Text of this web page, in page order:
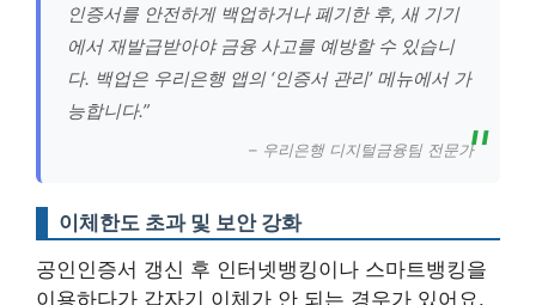
인증서를 안전하게 백업하거나 폐기한 후, 새 기기
에서 재발급받아야 금융 사고를 예방할 수 있습니
다. 백업은 우리은행 앱의 ‘인증서 관리’ 메뉴에서 가
능합니다.”
– 우리은행 디지털금융팀 전문가
이체한도 초과 및 보안 강화
공인인증서 갱신 후 인터넷뱅킹이나 스마트뱅킹을
이용하다가 갑자기 이체가 안 되는 경우가 있어요.